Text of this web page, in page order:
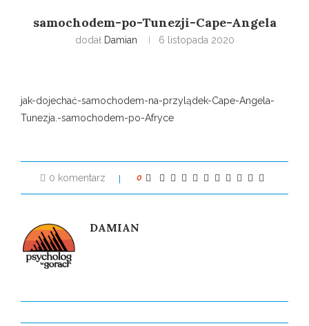
samochodem-po-Tunezji-Cape-Angela
dodał Damian 6 listopada 2020
jak-dojechać-samochodem-na-przylądek-Cape-Angela-
Tunezja.-samochodem-po-Afryce
0 komentarz 0
DAMIAN